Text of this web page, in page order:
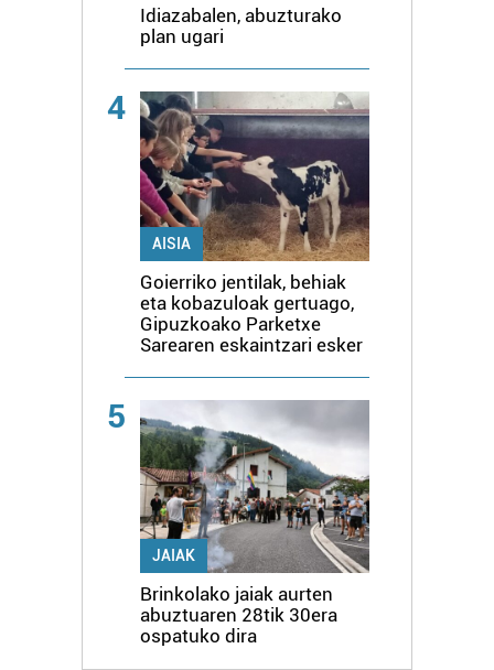
Idiazabalen, abuzturako
plan ugari
4
AISIA
Goierriko jentilak, behiak
eta kobazuloak gertuago,
Gipuzkoako Parketxe
Sarearen eskaintzari esker
5
JAIAK
Brinkolako jaiak aurten
abuztuaren 28tik 30era
ospatuko dira